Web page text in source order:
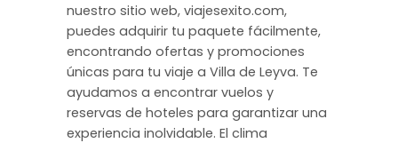
nuestro sitio web, viajesexito.com,
puedes adquirir tu paquete fácilmente,
encontrando ofertas y promociones
únicas para tu viaje a Villa de Leyva. Te
ayudamos a encontrar vuelos y
reservas de hoteles para garantizar una
experiencia inolvidable. El clima